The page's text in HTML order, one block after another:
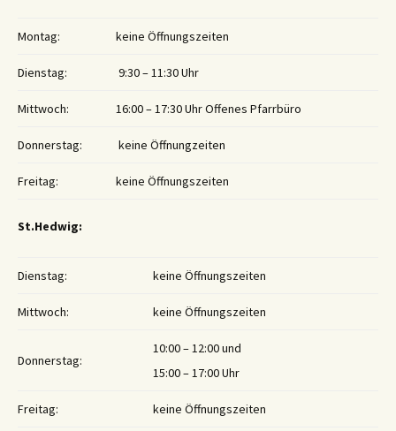
Montag: keine Öffnungszeiten
Dienstag: 9:30 – 11:30 Uhr
Mittwoch: 16:00 – 17:30 Uhr Offenes Pfarrbüro
Donnerstag: keine Öffnungzeiten
Freitag: keine Öffnungszeiten
St.Hedwig:
Dienstag: keine Öffnungszeiten
Mittwoch: keine Öffnungszeiten
Donnerstag:
10:00 – 12:00 und
15:00 – 17:00 Uhr
Freitag: keine Öffnungszeiten